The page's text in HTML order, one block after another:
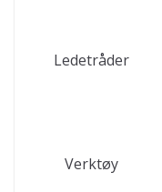
Ledetråder
Verktøy